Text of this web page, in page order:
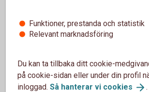
Sparkonton
Funktioner, prestanda och statistik
Relevant marknadsföring
Du kan ta tillbaka ditt cookie-
på cookie-sidan eller under din profil
inloggad. Så hanterar vi cookies .